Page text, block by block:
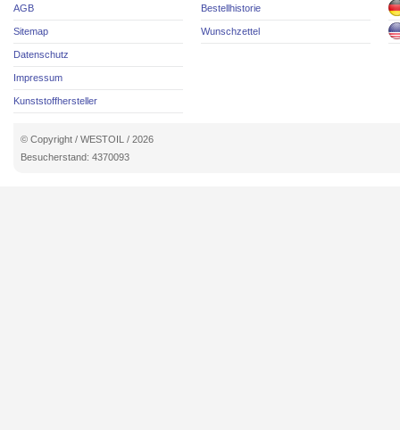
AGB
Sitemap
Datenschutz
Impressum
Kunststoffhersteller
Bestellhistorie
Wunschzettel
© Copyright / WESTOIL / 2026
Besucherstand: 4370093